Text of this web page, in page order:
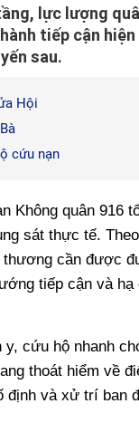
lực lượng
tiếp cận
sau.
Hội
cứu nạn
Không quân 916
sát thực tế.
cần được
tiếp cận và
cứu hộ nhanh
thoát hiểm về
và xử trí ban